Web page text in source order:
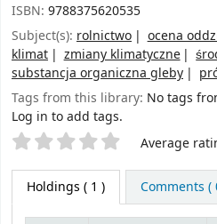
ISBN: 9788375620535
Subject(s): rolnictwo
ocena
klimat
zmiany klimatyczne
substancja organiczna gleby
Tags from this library: No tags
Log in to add tags.
Star ratings Average
Holdings ( 1 ) Comments (